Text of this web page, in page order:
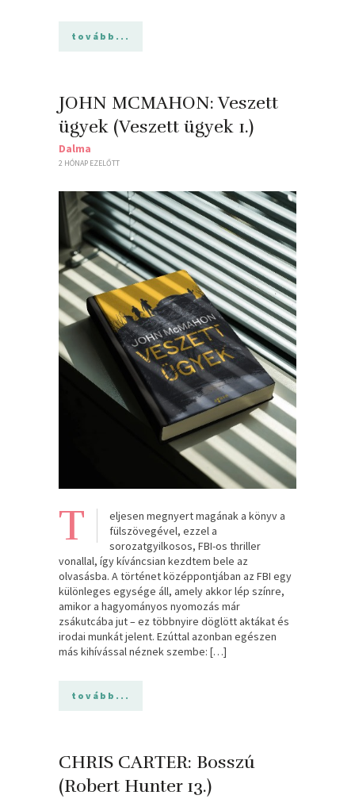
tovább...
JOHN MCMAHON: Veszett ​
ügyek (Veszett ügyek 1.)
Dalma
2 HÓNAP EZELŐTT
T
eljesen megnyert magának a könyv a
fülszövegével, ezzel a
sorozatgyilkosos, FBI-os thriller
vonallal, így kíváncsian kezdtem bele az
olvasásba. A történet középpontjában az FBI egy
különleges egysége áll, amely akkor lép színre,
amikor a hagyományos nyomozás már
zsákutcába jut – ez többnyire döglött aktákat és
irodai munkát jelent. Ezúttal azonban egészen
más kihívással néznek szembe: […]
tovább...
CHRIS CARTER: Bosszú
(Robert Hunter 13.)